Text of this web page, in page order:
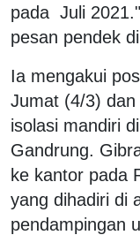
pada Juli
pesan pendek
Ia mengakui
Jumat (4/3) dan
isolasi mandiri
Gandrung.
ke kantor pada
yang dihadiri di
pendampingan